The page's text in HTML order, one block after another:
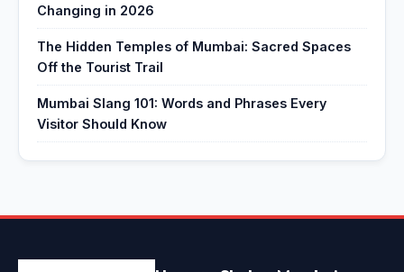
Changing in 2026
The Hidden Temples of Mumbai: Sacred Spaces
Off the Tourist Trail
Mumbai Slang 101: Words and Phrases Every
Visitor Should Know